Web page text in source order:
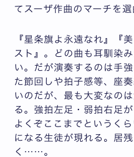
てスーザ作曲のマーチを選
『星条旗よ永遠なれ』『
スト』。どの曲も耳馴染
い。だが演奏するのは手
た節回しや拍子感等、座
いのだが、最も大変なの
る。強拍左足・弱拍右足
よくぞここまでというく
になる生徒が現れる。居
く……。